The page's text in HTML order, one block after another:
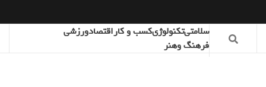
سلامتیتکنولوژیکسب و کاراقتصادورزشی
فرهنگ وهنر